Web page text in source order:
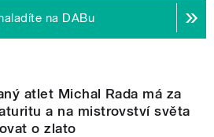
na DABu
atlet Michal Rada má za
a na mistrovství světa
o zlato